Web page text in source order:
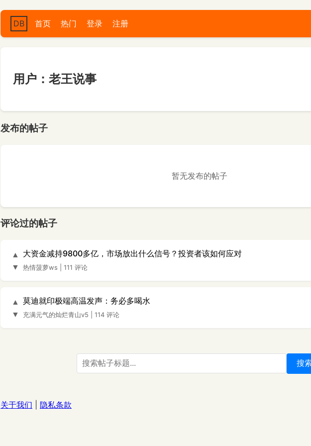
DB 首页 热门 登录 注册
用户：老王说事
发布的帖子
暂无发布的帖子
评论过的帖子
▲
▼
大资金减持9800多亿，市场放出什么信号？投资者该如何应对
热情菠萝ws 111 评论
▲
▼
莫迪就印极端高温发声：务必多喝水
充满元气的灿烂青山v5 114 评论
搜
关于我们 隐私条款